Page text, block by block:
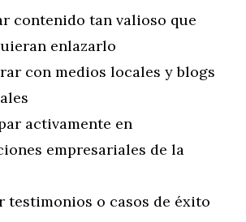
contenido tan valioso que
enlazarlo
con medios locales y blogs
activamente en
empresariales de la
testimonios o casos de éxito